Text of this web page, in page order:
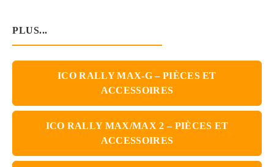
PLUS...
ICO RALLY MAX-G – PIÈCES ET
ACCESSOIRES
ICO RALLY MAX/MAX 2 – PIÈCES ET
ACCESSOIRES